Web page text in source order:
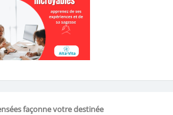
façonne votre destinée